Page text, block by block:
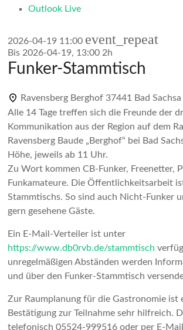
Outlook Live
2026-04-19 11:00 event_repeat
Bis 2026-04-19, 13:00 2h
Funker-Stammtisch
Ravensberg Berghof 37441 Bad Sachsa
Alle 14 Tage treffen sich die Freunde der
Kommunikation aus der Region auf dem
Ravensberg Baude „Berghof“ bei Bad
Höhe, jeweils ab 11 Uhr.
Zu Wort kommen CB-Funker, Freenetter,
Funkamateure. Die Öffentlichkeitsarbeit
Stammtischs. So sind auch Nicht-Funker
gern gesehene Gäste.
Ein E-Mail-Verteiler ist unter
https://www.db0rvb.de/stammtisch
unregelmäßigen Abständen werden
und über den Funker-Stammtisch
Zur Raumplanung für die Gastronomie ist
Bestätigung zur Teilnahme sehr hilfreich.
telefonisch 05524-999516 oder per E-